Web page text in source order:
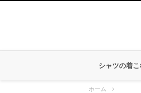
シャツの着
ホーム